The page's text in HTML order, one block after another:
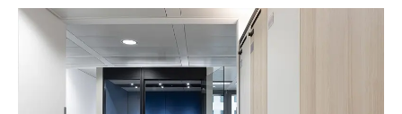
Tunesien(TN)
Ukraine(UA)
Ungarn(HU)
Vereinigte Arabische Emirate